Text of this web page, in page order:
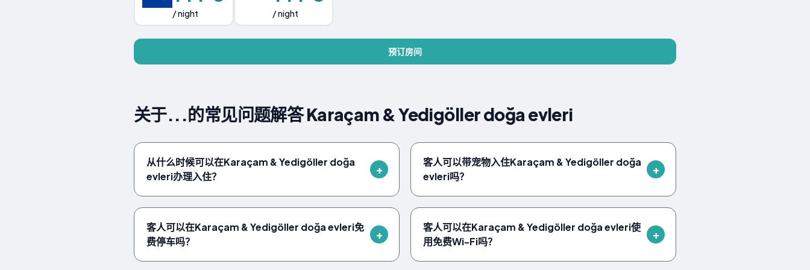
/ night / night
预订房间
关于...的常见问题解答 Karaçam & Yedigöller doğa evleri
从什么时候可以在Karaçam & Yedigöller doğa
evleri办理入住？
客人可以带宠物入住Karaçam & Yedigöller doğa
evleri吗？
客人可以在Karaçam & Yedigöller doğa evleri免
费停车吗？
客人可以在Karaçam & Yedigöller doğa evleri使
用免费Wi-Fi吗？